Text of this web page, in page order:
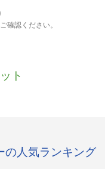
確認ください。
ト
の人気ランキング